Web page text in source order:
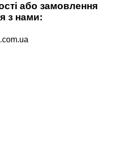
або замовлення
з нами: